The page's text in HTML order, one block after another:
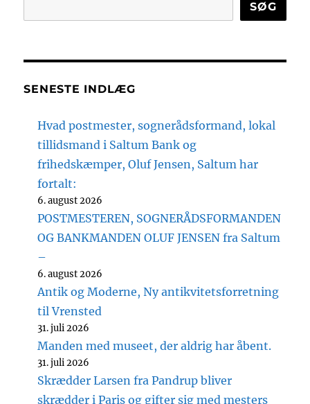
SØG
SENESTE INDLÆG
Hvad postmester, sognerådsformand, lokal
tillidsmand i Saltum Bank og
frihedskæmper, Oluf Jensen, Saltum har
fortalt:
6. august 2026
POSTMESTEREN, SOGNERÅDSFORMANDEN
OG BANKMANDEN OLUF JENSEN fra Saltum
–
6. august 2026
Antik og Moderne, Ny antikvitetsforretning
til Vrensted
31. juli 2026
Manden med museet, der aldrig har åbent.
31. juli 2026
Skrædder Larsen fra Pandrup bliver
skrædder i Paris og gifter sig med mesters